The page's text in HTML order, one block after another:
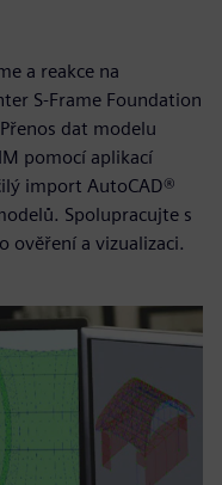
a reakce na
S-Frame Foundation
dat modelu
pomocí aplikací
import AutoCAD®
Spolupracujte s
ověření a vizualizaci.